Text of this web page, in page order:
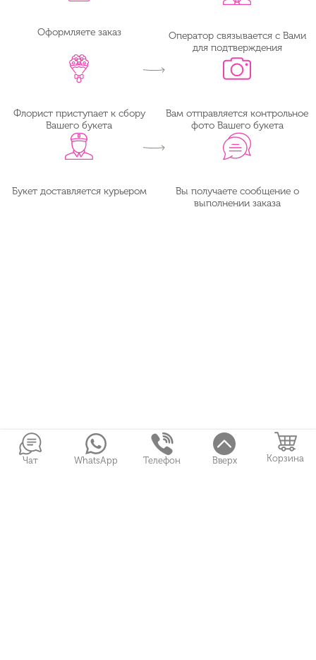
Оформляете заказ
Оператор связывается с Вами
для подтверждения
Флорист приступает к сбору
Вашего букета
Вам отправляется контрольное
фото Вашего букета
Букет доставляется курьером
Вы получаете сообщение о
выполнении заказа
Чат WhatsApp Телефон Вверх Корзина